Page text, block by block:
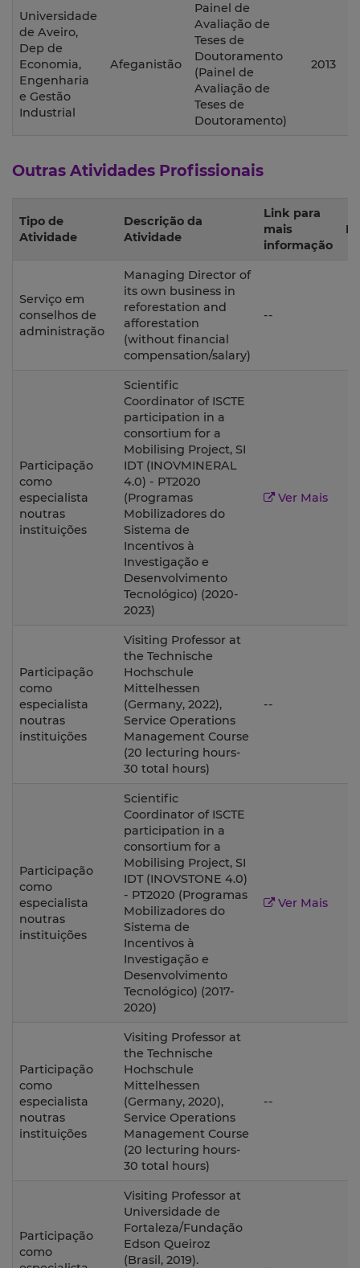
Universidade
de Aveiro,
Dep de
Economia,
Engenharia
e Gestão
Industrial
Afeganistão
Painel de
Avaliação de
Teses de
Doutoramento
(Painel de
Avaliação de
Teses de
Doutoramento)
2013
Outras Atividades Profissionais
Tipo de
Atividade
Descrição da
Atividade
Link para
mais
informação
Serviço em
conselhos de
administração
Managing Director of
its own business in
reforestation and
afforestation
(without financial
compensation/salary)
--
Participação
como
especialista
noutras
instituições
Scientific
Coordinator of ISCTE
participation in a
consortium for a
Mobilising Project, SI
IDT (INOVMINERAL
4.0) - PT2020
(Programas
Mobilizadores do
Sistema de
Incentivos à
Investigação e
Desenvolvimento
Tecnológico) (2020-
2023)
Ver Mais
Participação
como
especialista
noutras
instituições
Visiting Professor at
the Technische
Hochschule
Mittelhessen
(Germany, 2022),
Service Operations
Management Course
(20 lecturing hours-
30 total hours)
--
Participação
como
especialista
noutras
instituições
Scientific
Coordinator of ISCTE
participation in a
consortium for a
Mobilising Project, SI
IDT (INOVSTONE 4.0)
- PT2020 (Programas
Mobilizadores do
Sistema de
Incentivos à
Investigação e
Desenvolvimento
Tecnológico) (2017-
2020)
Ver Mais
Participação
como
especialista
noutras
instituições
Visiting Professor at
the Technische
Hochschule
Mittelhessen
(Germany, 2020),
Service Operations
Management Course
(20 lecturing hours-
30 total hours)
--
Participação
como
Visiting Professor at
Universidade de
Fortaleza/Fundação
Edson Queiroz
(Brasil, 2019).